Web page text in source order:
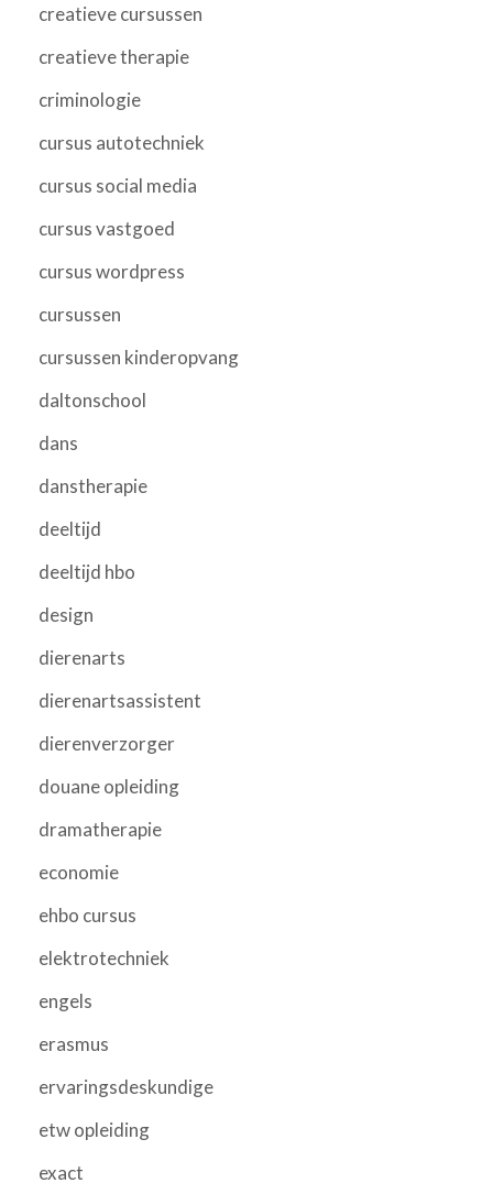
creatieve cursussen
creatieve therapie
criminologie
cursus autotechniek
cursus social media
cursus vastgoed
cursus wordpress
cursussen
cursussen kinderopvang
daltonschool
dans
danstherapie
deeltijd
deeltijd hbo
design
dierenarts
dierenartsassistent
dierenverzorger
douane opleiding
dramatherapie
economie
ehbo cursus
elektrotechniek
engels
erasmus
ervaringsdeskundige
etw opleiding
exact